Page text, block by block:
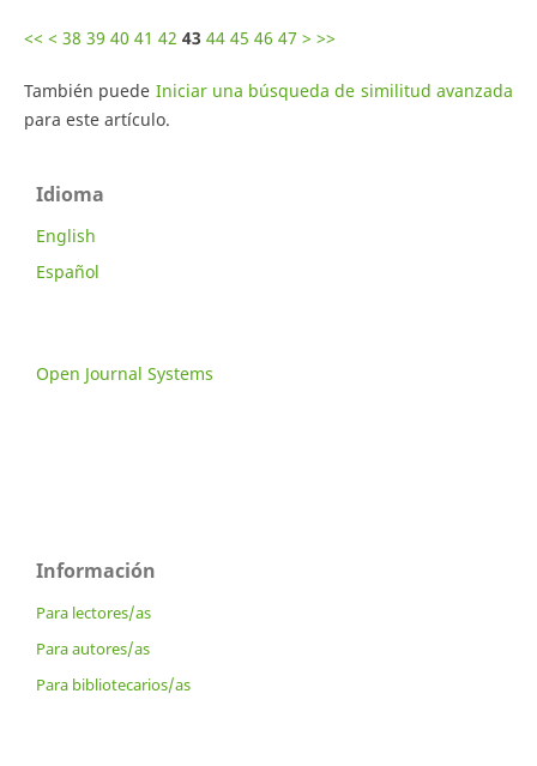
<< < 38 39 40 41 42 43 44 45 46 47 > >>
También puede Iniciar una búsqueda de similitud avanzada
para este artículo.
Idioma
English
Español
Open Journal Systems
Información
Para lectores/as
Para autores/as
Para bibliotecarios/as